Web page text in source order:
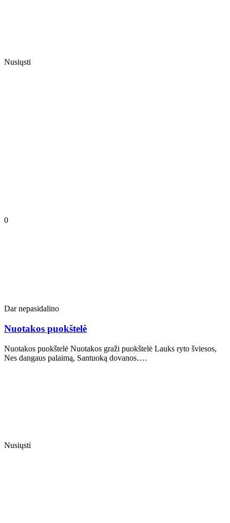
Nusiųsti
0
Dar nepasidalino
Nuotakos puokštelė
Nuotakos puokštelė Nuotakos graži puokštelė Lauks ryto šviesos,
Nes dangaus palaimą, Santuoką dovanos….
Nusiųsti